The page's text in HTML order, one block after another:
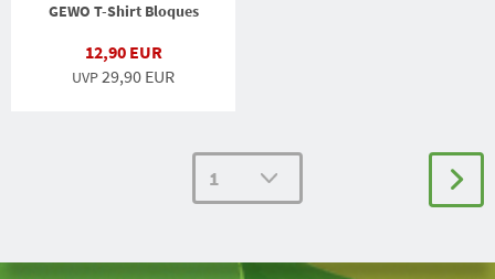
GEWO T-Shirt Bloques
12,90 EUR
UVP29,90 EUR